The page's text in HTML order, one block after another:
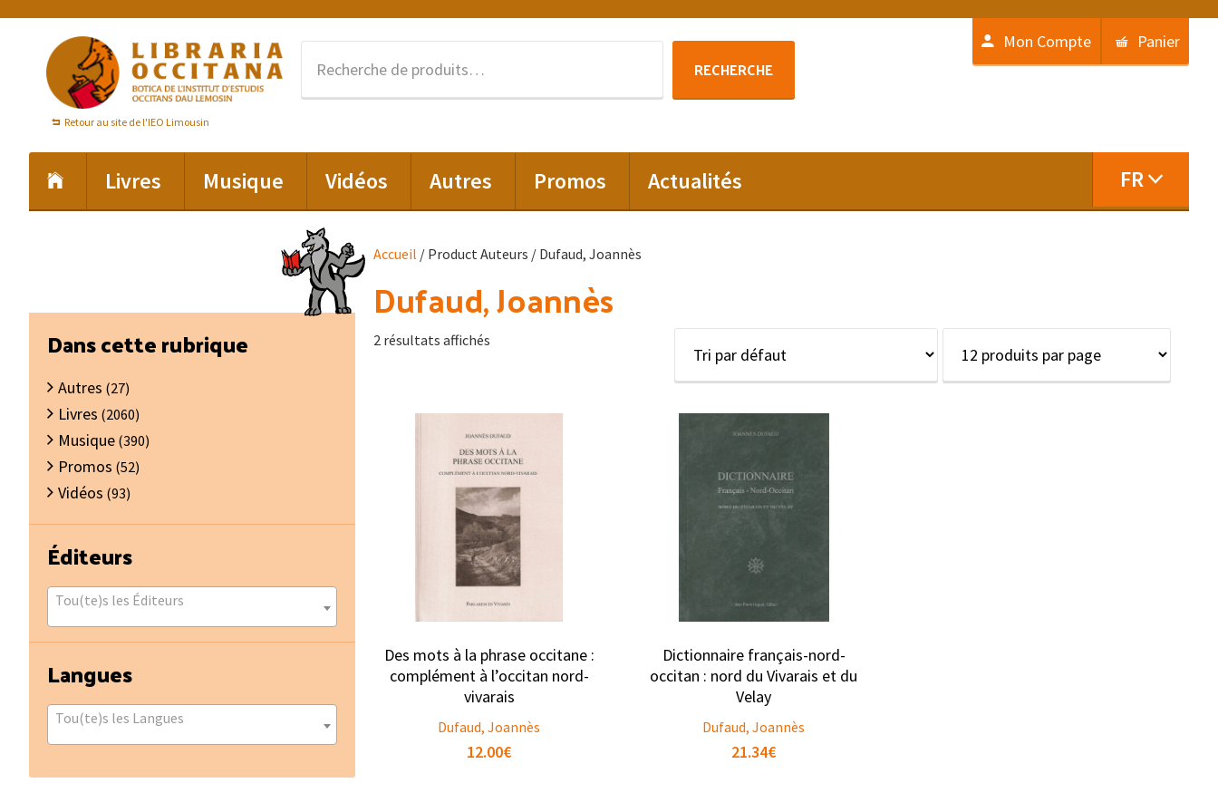
navigation
principale
contenu
principal
Retour au site de l'IEO Limousin
RECHERCHE
Mon Compte Panier
Livres Musique Vidéos Autres Promos Actualités FR
Accueil / Product Auteurs / Dufaud, Joannès
Dufaud, Joannès
2 résultats affichés
Des mots à la phrase occitane :
complément à l’occitan nord-
vivarais
Dufaud, Joannès
12.00€
Dictionnaire français-nord-
occitan : nord du Vivarais et du
Velay
Dufaud, Joannès
21.34€
Barre
latérale
principale
Dans cette rubrique
Autres (27)
Livres (2060)
Musique (390)
Promos (52)
Vidéos (93)
Éditeurs
Tou(te)s les Éditeurs
Langues
Tou(te)s les Langues